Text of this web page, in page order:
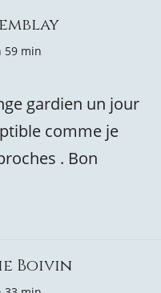
59 min
gardien un jour
comme je
. Bon
Boivin